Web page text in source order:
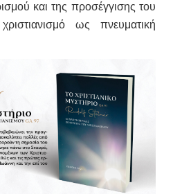
και της προσέγγισης του
ως πνευματική